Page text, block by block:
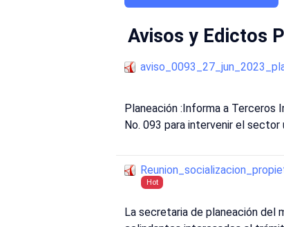
Avisos y Edictos
Planeación :Informa a Terceros
No. 093 para intervenir el
Hot
La secretaria de planeación del